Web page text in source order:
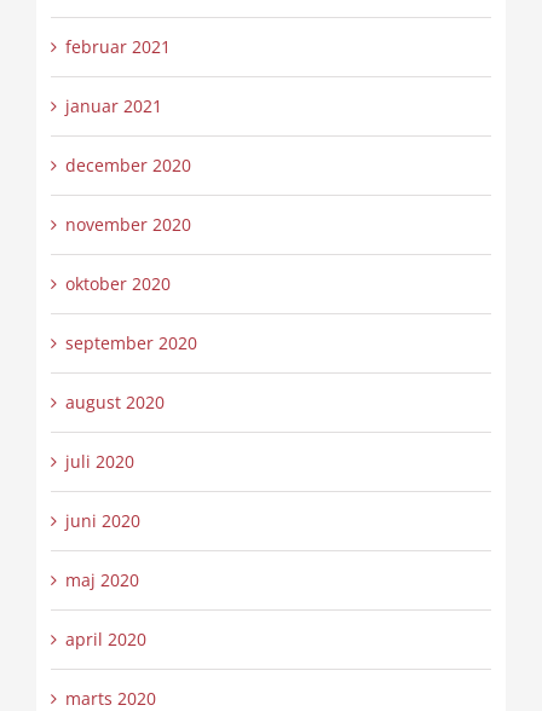
februar 2021
januar 2021
december 2020
november 2020
oktober 2020
september 2020
august 2020
juli 2020
juni 2020
maj 2020
april 2020
marts 2020